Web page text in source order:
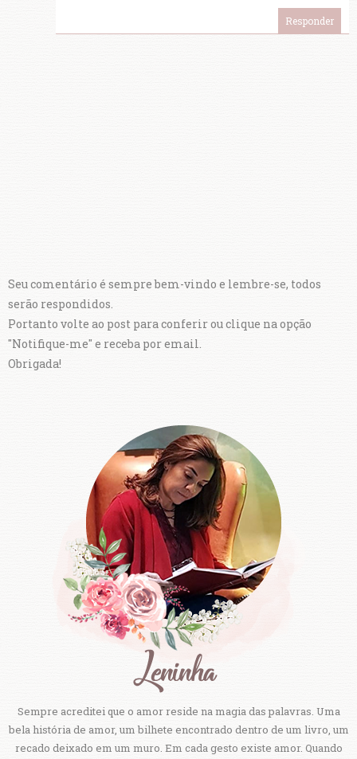
Responder
Seu comentário é sempre bem-vindo e lembre-se, todos
serão respondidos.
Portanto volte ao post para conferir ou clique na opção
"Notifique-me" e receba por email.
Obrigada!
Sempre acreditei que o amor reside na magia das palavras. Uma
bela história de amor, um bilhete encontrado dentro de um livro, um
recado deixado em um muro. Em cada gesto existe amor. Quando